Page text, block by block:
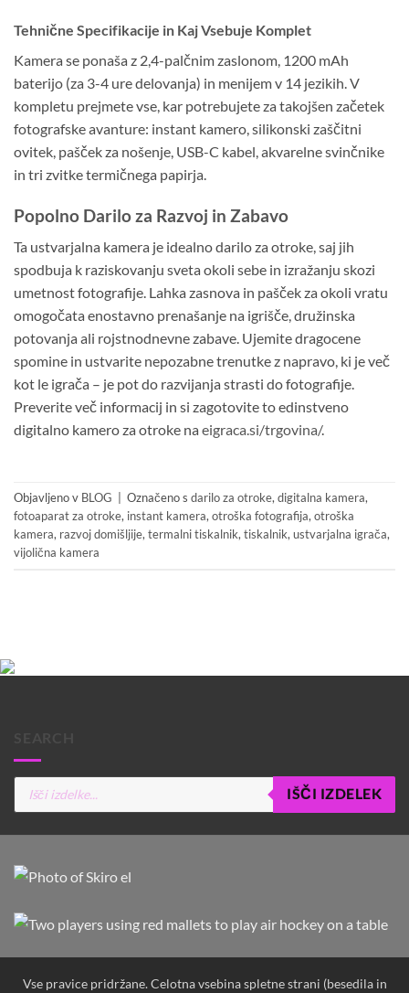
Tehnične Specifikacije in Kaj Vsebuje Komplet
Kamera se ponaša z 2,4-palčnim zaslonom, 1200 mAh
baterijo (za 3-4 ure delovanja) in menijem v 14 jezikih. V
kompletu prejmete vse, kar potrebujete za takojšen začetek
fotografske avanture: instant kamero, silikonski zaščitni
ovitek, pašček za nošenje, USB-C kabel, akvarelne svinčnike
in tri zvitke termičnega papirja.
Popolno Darilo za Razvoj in Zabavo
Ta ustvarjalna kamera je idealno darilo za otroke, saj jih
spodbuja k raziskovanju sveta okoli sebe in izražanju skozi
umetnost fotografije. Lahka zasnova in pašček za okoli vratu
omogočata enostavno prenašanje na igrišče, družinska
potovanja ali rojstnodnevne zabave. Ujemite dragocene
spomine in ustvarite nepozabne trenutke z napravo, ki je več
kot le igrača – je pot do razvijanja strasti do fotografije.
Preverite več informacij in si zagotovite to edinstveno
digitalno kamero za otroke na eigraca.si/trgovina/.
Objavljeno v BLOG Označeno s darilo za otroke,digitalna kamera,
fotoaparat za otroke, instant kamera,otroška fotografija,otroška
kamera, razvoj domišljije,termalni tiskalnik,tiskalnik,ustvarjalna igrača,
vijolična kamera
Products
search
IŠČI IZDELEK
Vse pravice pridržane. Celotna vsebina spletne strani (besedila in